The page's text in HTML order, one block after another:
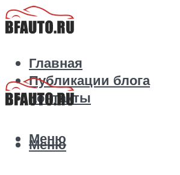
Главная
Публикации блога
Контакты
Меню
Меню